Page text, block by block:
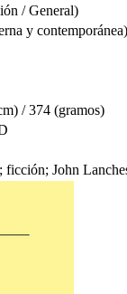
/ General)
y contemporánea)
/ 374 (gramos)
ficción; John